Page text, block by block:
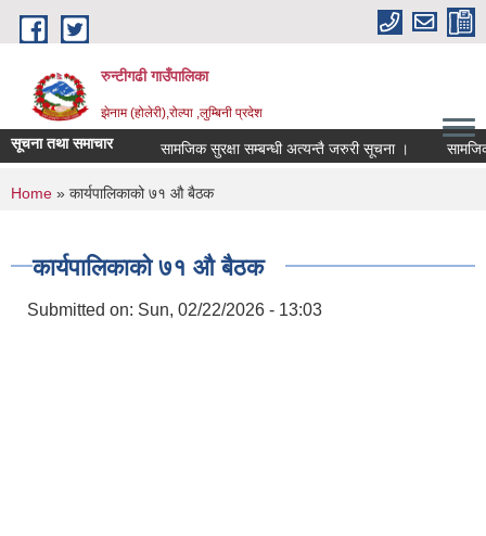
Skip to main content
रुन्टीगढी गाउँपालिका
झेनाम (होलेरी),रोल्पा ,लुम्बिनी प्रदेश
सूचना तथा समाचार सामजिक सुरक्षा सम्बन्धी अत्यन्तै जरुरी सूचना । सामजिक
You are here
Home » कार्यपालिकाको ७१ औ बैठक
कार्यपालिकाको ७१ औ बैठक
Submitted on: Sun, 02/22/2026 - 13:03